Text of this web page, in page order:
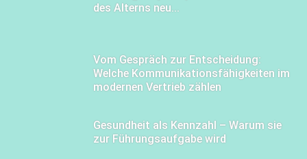
des Alterns neu...
Vom Gespräch zur Entscheidung:
Welche Kommunikationsfähigkeiten im
modernen Vertrieb zählen
Gesundheit als Kennzahl – Warum sie
zur Führungsaufgabe wird